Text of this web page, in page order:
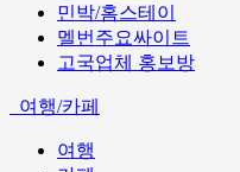
민박/홈스테이
멜번주요싸이트
고국업체 홍보방
여행/카페
여행